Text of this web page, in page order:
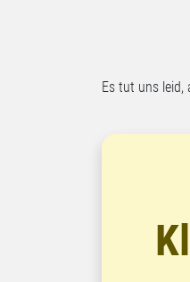
Es tut uns leid,